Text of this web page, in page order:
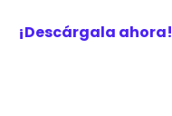
¡Descárgala ahora!